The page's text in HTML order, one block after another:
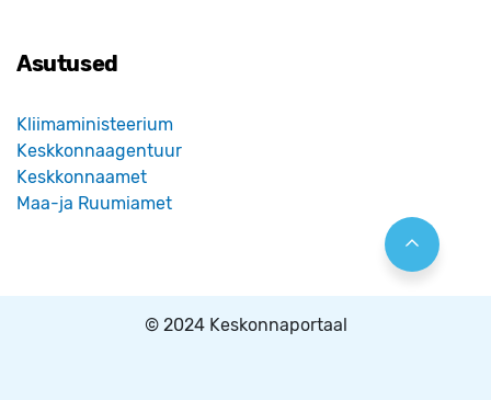
Asutused
Kliimaministeerium
Keskkonnaagentuur
Keskkonnaamet
Maa-ja Ruumiamet
© 2024 Keskonnaportaal